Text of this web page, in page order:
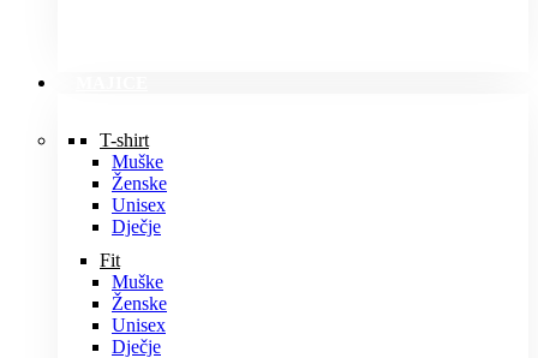
T-shirt
Muške
Ženske
Unisex
Dječje
Fit
Muške
Ženske
Unisex
Dječje